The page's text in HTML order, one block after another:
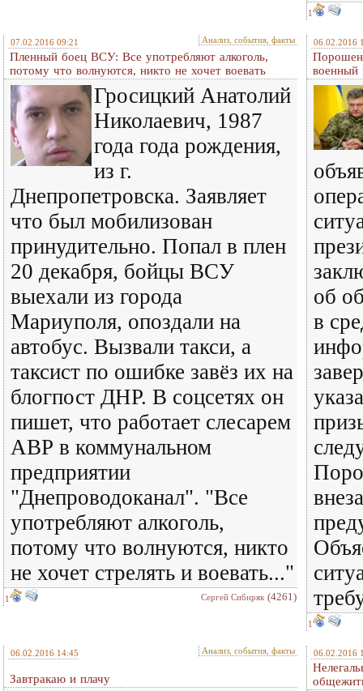
1
07.02.2016 09:21 Анализ, события, факты
Пленный боец ВСУ: Все употребляют алкоголь,
потому что волнуются, никто не хочет воевать
Гросицкий Анатолий
Николаевич, 1987
года года рождения,
из г.
Днепропетровска. Заявляет
что был мобилизован
принудительно. Попал в плен
20 декабря, бойцы ВСУ
выехали из города
Мариуполя, опоздали на
автобус. Вызвали такси, а
таксист по ошибке завёз их на
блогпост ДНР. В соцсетях он
пишет, что работает слесарем
АВР в коммунальном
предприятии
"Днепроводоканал". "Все
употребляют алкоголь,
потому что волнуются, никто
не хочет стрелять и воевать..."
1 Сергей Сибиряк (4261)
06.02.2016
военный
об
в
1
06.02.2016 14:45 Анализ, события, факты
Завтракаю и плачу
06.02.2016